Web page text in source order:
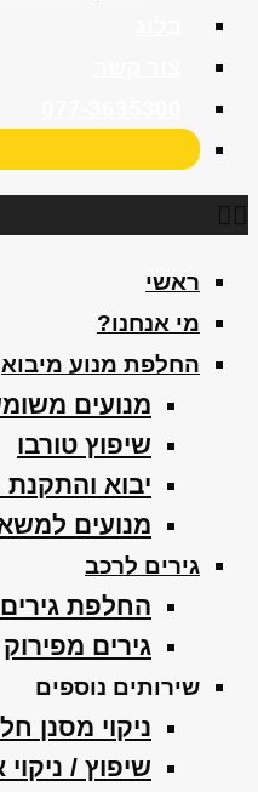
ראשי
מי אנחנו?
החלפת מנוע מיבוא
מנועים
שיפוץ טורבו
יבוא והתקנת
מנועים
גירים לרכב
החלפת
גירים מפירוק
שירותים נוספים
ניקוי מסנן
שיפוץ / ניקוי